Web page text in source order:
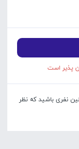
پذیر است
نفری باشید که نظر